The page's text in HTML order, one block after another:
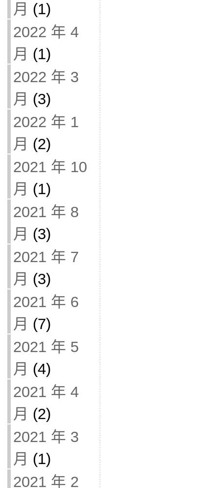
月 (1)
2022 年 4
月 (1)
2022 年 3
月 (3)
2022 年 1
月 (2)
2021 年 10
月 (1)
2021 年 8
月 (3)
2021 年 7
月 (3)
2021 年 6
月 (7)
2021 年 5
月 (4)
2021 年 4
月 (2)
2021 年 3
月 (1)
2021 年 2